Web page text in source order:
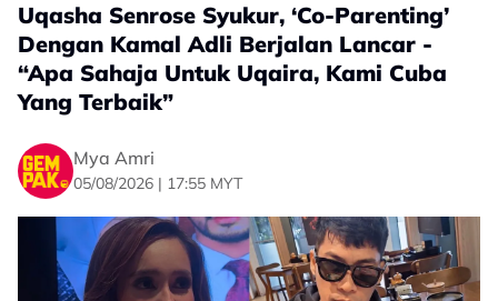
Uqasha Senrose Syukur, ‘Co-Parenting’
Dengan Kamal Adli Berjalan Lancar -
“Apa Sahaja Untuk Uqaira, Kami Cuba
Yang Terbaik”
Mya Amri
05/08/2026 | 17:55 MYT